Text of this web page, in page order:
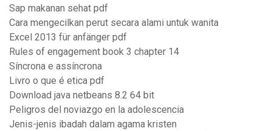
Sap makanan sehat pdf
Cara mengecilkan perut secara alami untuk wanita
Excel 2013 für anfänger pdf
Rules of engagement book 3 chapter 14
Síncrona e assíncrona
Livro o que é etica pdf
Download java netbeans 8.2 64 bit
Peligros del noviazgo en la adolescencia
Jenis-jenis ibadah dalam agama kristen